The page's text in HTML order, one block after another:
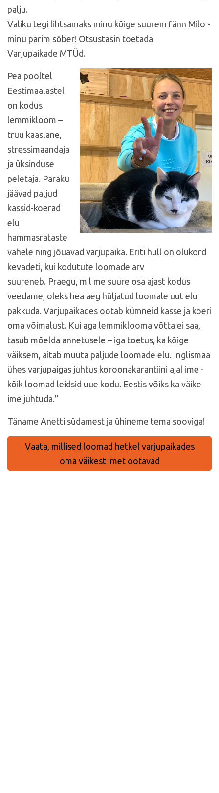
palju.
Valiku tegi lihtsamaks minu kõige suurem fänn Milo -
minu parim sõber! Otsustasin toetada
Varjupaikade MTÜd.
Pea pooltel
Eestimaalastel
on kodus
lemmikloom –
truu kaaslane,
stressimaandaja
ja üksinduse
peletaja. Paraku
jäävad paljud
kassid-koerad
elu
hammasrataste
vahele ning jõuavad varjupaika. Eriti hull on olukord
kevadeti, kui kodutute loomade arv
suureneb. Praegu, mil me suure osa ajast kodus
veedame, oleks hea aeg hüljatud loomale uut elu
pakkuda. Varjupaikades ootab kümneid kasse ja koeri
oma võimalust. Kui aga lemmiklooma võtta ei saa,
tasub mõelda annetusele – iga toetus, ka kõige
väiksem, aitab muuta paljude loomade elu. Inglismaa
ühes varjupaigas juhtus koroonakarantiini ajal ime -
kõik loomad leidsid uue kodu. Eestis võiks ka väike
ime juhtuda.”
Täname Anetti südamest ja ühineme tema sooviga!
Vaata, millised loomad hetkel varjupaikades
oma väikest imet ootavad